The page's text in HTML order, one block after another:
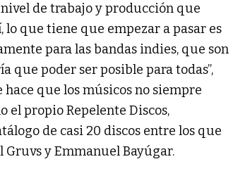
de trabajo y producción que
lo que tiene que empezar a pasar es
para las bandas indies, que son
poder ser posible para todas”,
que los músicos no siempre
el propio Repelente Discos,
de casi 20 discos entre los que
Gruvs y Emmanuel Bayúgar.